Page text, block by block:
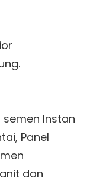
Instan
Panel
dan